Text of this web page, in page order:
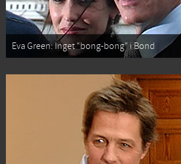
Eva Green: Inget “bong-bong” i Bond